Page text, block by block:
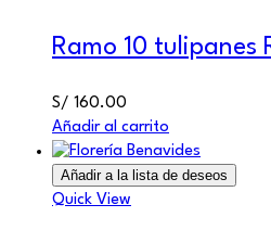
Ramo 10 tulipanes
S/ 160.00
Añadir al carrito
Añadir a la lista de deseos
Quick View